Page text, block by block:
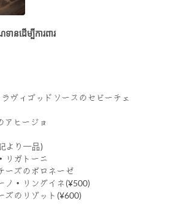
ានដើម្បីការពារ
ヴィゴッドソースのセビーチェ
アヒージョ
より一品)
リガトーニ
ーズのボロネーゼ
ノ・リングイネ(¥500)
ズのリゾット(¥600)